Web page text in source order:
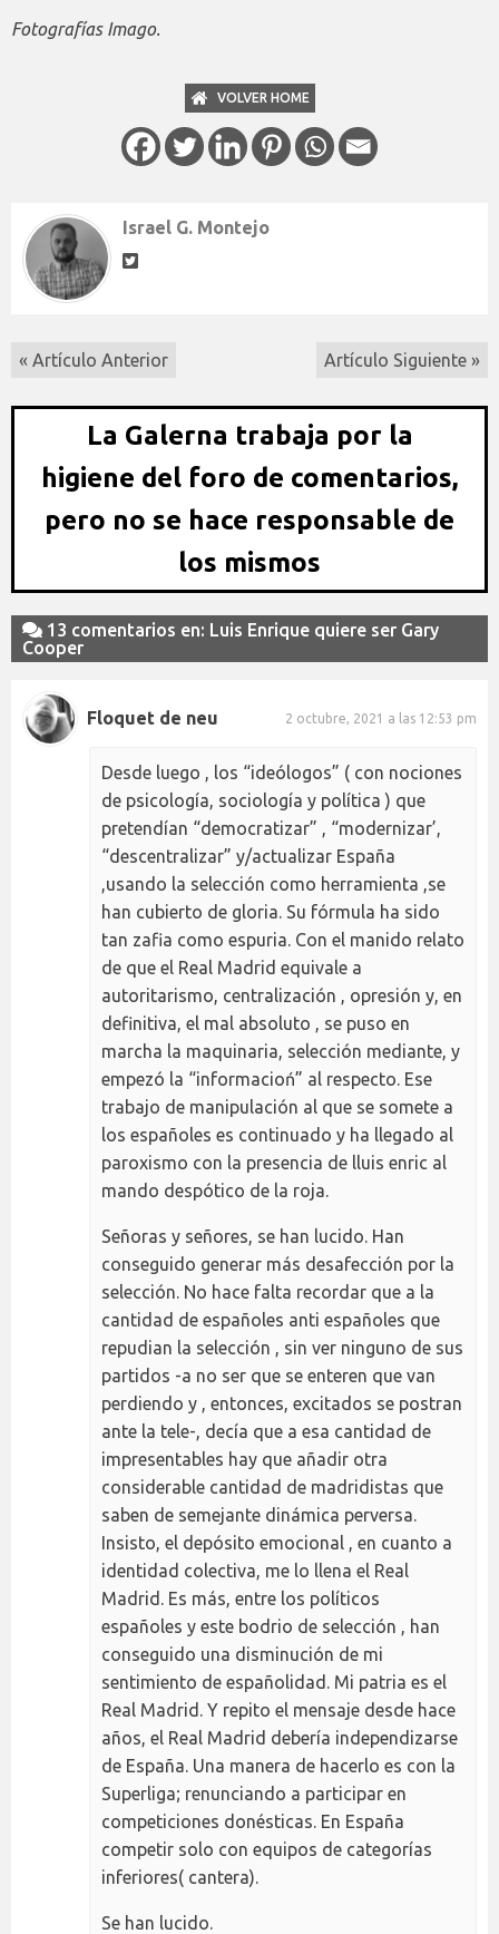
Fotografías Imago.
VOLVER HOME
Israel G. Montejo
« Artículo Anterior Artículo Siguiente »
La Galerna trabaja por la
higiene del foro de comentarios,
pero no se hace responsable de
los mismos
13 comentarios en: Luis Enrique quiere ser Gary
Cooper
Floquet de neu 2 octubre, 2021 a las 12:53 pm
Desde luego , los “ideólogos” ( con nociones
de psicología, sociología y política ) que
pretendían “democratizar” , “modernizar’,
“descentralizar” y/actualizar España
,usando la selección como herramienta ,se
han cubierto de gloria. Su fórmula ha sido
tan zafia como espuria. Con el manido relato
de que el Real Madrid equivale a
autoritarismo, centralización , opresión y, en
definitiva, el mal absoluto , se puso en
marcha la maquinaria, selección mediante, y
empezó la “informacioń” al respecto. Ese
trabajo de manipulación al que se somete a
los españoles es continuado y ha llegado al
paroxismo con la presencia de lluis enric al
mando despótico de la roja.
Señoras y señores, se han lucido. Han
conseguido generar más desafección por la
selección. No hace falta recordar que a la
cantidad de españoles anti españoles que
repudian la selección , sin ver ninguno de sus
partidos -a no ser que se enteren que van
perdiendo y , entonces, excitados se postran
ante la tele-, decía que a esa cantidad de
impresentables hay que añadir otra
considerable cantidad de madridistas que
saben de semejante dinámica perversa.
Insisto, el depósito emocional , en cuanto a
identidad colectiva, me lo llena el Real
Madrid. Es más, entre los políticos
españoles y este bodrio de selección , han
conseguido una disminución de mi
sentimiento de españolidad. Mi patria es el
Real Madrid. Y repito el mensaje desde hace
años, el Real Madrid debería independizarse
de España. Una manera de hacerlo es con la
Superliga; renunciando a participar en
competiciones donésticas. En España
competir solo con equipos de categorías
inferiores( cantera).
Se han lucido.